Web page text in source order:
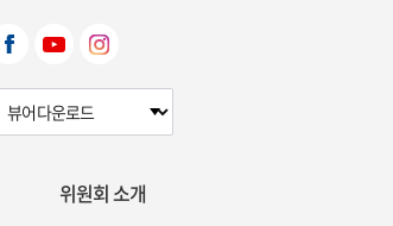
뷰어다운로드 선택
위원회 소개